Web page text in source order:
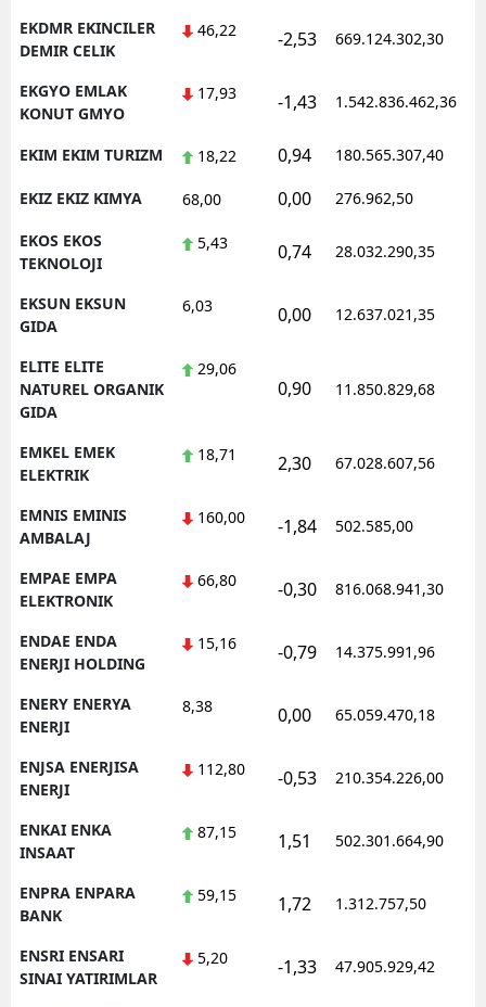
EKDMR EKINCILER
DEMIR CELIK
46,22 -2,53 669.124.302,30
EKGYO EMLAK
KONUT GMYO
17,93 -1,43 1.542.836.462,36
EKIM EKIM TURIZM 18,22 0,94 180.565.307,40
EKIZ EKIZ KIMYA 68,00 0,00 276.962,50
EKOS EKOS
TEKNOLOJI
5,43 0,74 28.032.290,35
EKSUN EKSUN
GIDA
6,03 0,00 12.637.021,35
ELITE ELITE
NATUREL ORGANIK
GIDA
29,06
0,90 11.850.829,68
EMKEL EMEK
ELEKTRIK
18,71 2,30 67.028.607,56
EMNIS EMINIS
AMBALAJ
160,00 -1,84 502.585,00
EMPAE EMPA
ELEKTRONIK
66,80 -0,30 816.068.941,30
ENDAE ENDA
ENERJI HOLDING
15,16 -0,79 14.375.991,96
ENERY ENERYA
ENERJI
8,38 0,00 65.059.470,18
ENJSA ENERJISA
ENERJI
112,80 -0,53 210.354.226,00
ENKAI ENKA
INSAAT
87,15 1,51 502.301.664,90
ENPRA ENPARA
BANK
59,15 1,72 1.312.757,50
ENSRI ENSARI
SINAI YATIRIMLAR
5,20 -1,33 47.905.929,42